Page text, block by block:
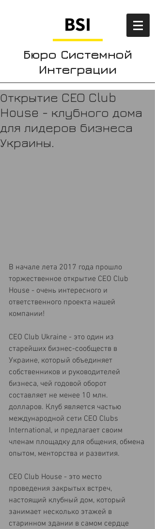
Бюро Системной
Интеграции
Открытие CEO Club
House - клубного дома
для лидеров бизнеса
Украины.
В начале лета 2017 года прошло
торжественное открытие CEO Club
House - очень интересного и
ответственного проекта нашей
компании!
CEO Club Ukraine - это один из
старейших бизнес-сообществ в
Украине, который объединяет
собственников и руководителей
бизнеса, чей годовой оборот
составляет не менее 10 млн.
долларов. Клуб является частью
международной сети CEO Clubs
International, и предлагает своим
членам площадку для общения, обмена
опытом, менторства и развития.
CEO Club House - это место
проведения закрытых встреч,
настоящий клубный дом, который
занимает несколько этажей в
старинном здании в самом сердце